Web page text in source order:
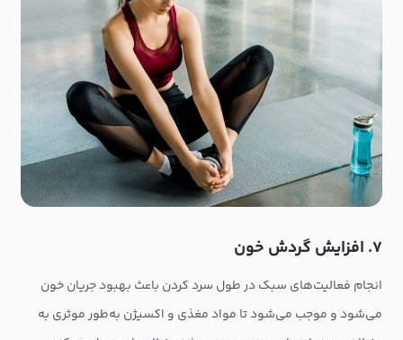
۷. افزایش گردش خون
انجام فعالیت‌های سبک در طول سرد کردن باعث بهبود جریان خون
می‌شود و موجب می‌شود تا مواد مغذی و اکسیژن به‌طور موثری به